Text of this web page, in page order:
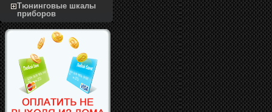
Тюнинговые шкалы
приборов